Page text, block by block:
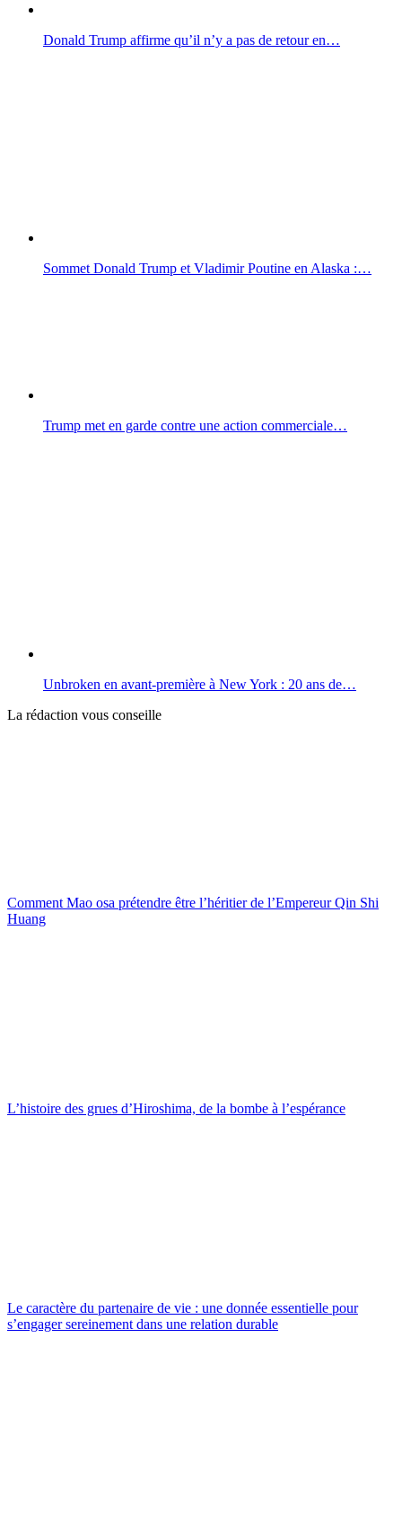
Donald Trump affirme qu’il n’y a pas de retour en…
Sommet Donald Trump et Vladimir Poutine en Alaska :…
Trump met en garde contre une action commerciale…
Unbroken en avant-première à New York : 20 ans de…
La rédaction vous conseille
Comment Mao osa prétendre être l’héritier de l’Empereur Qin Shi
Huang
L’histoire des grues d’Hiroshima, de la bombe à l’espérance
Le caractère du partenaire de vie : une donnée essentielle pour
s’engager sereinement dans une relation durable